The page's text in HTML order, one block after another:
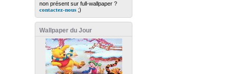
non présent sur full-wallpaper ?
contactez-nous;)
Wallpaper du Jour